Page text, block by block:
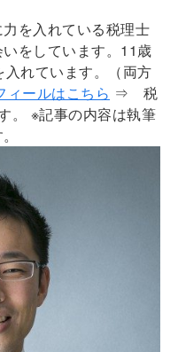
を入れている税理士
をしています。11歳
れています。（両方
ィールはこちら ⇒ 税
。 ※記事の内容は執筆